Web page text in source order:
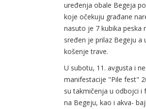
uređenja obale Begeja
koje očekuju građane
nasuto je 7 kubika peska
sređen je prilaz Begeju a
košenje trave.
U subotu, 11. avgusta i
manifestacije "Pile fest"
su takmičenja u odbojci i
na Begeju, kao i akva-